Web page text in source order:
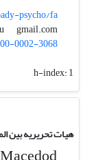
psycho/fa
khosravi.edu
gmail.com
0002-3068
h-index:1
هیات تحریریه بین